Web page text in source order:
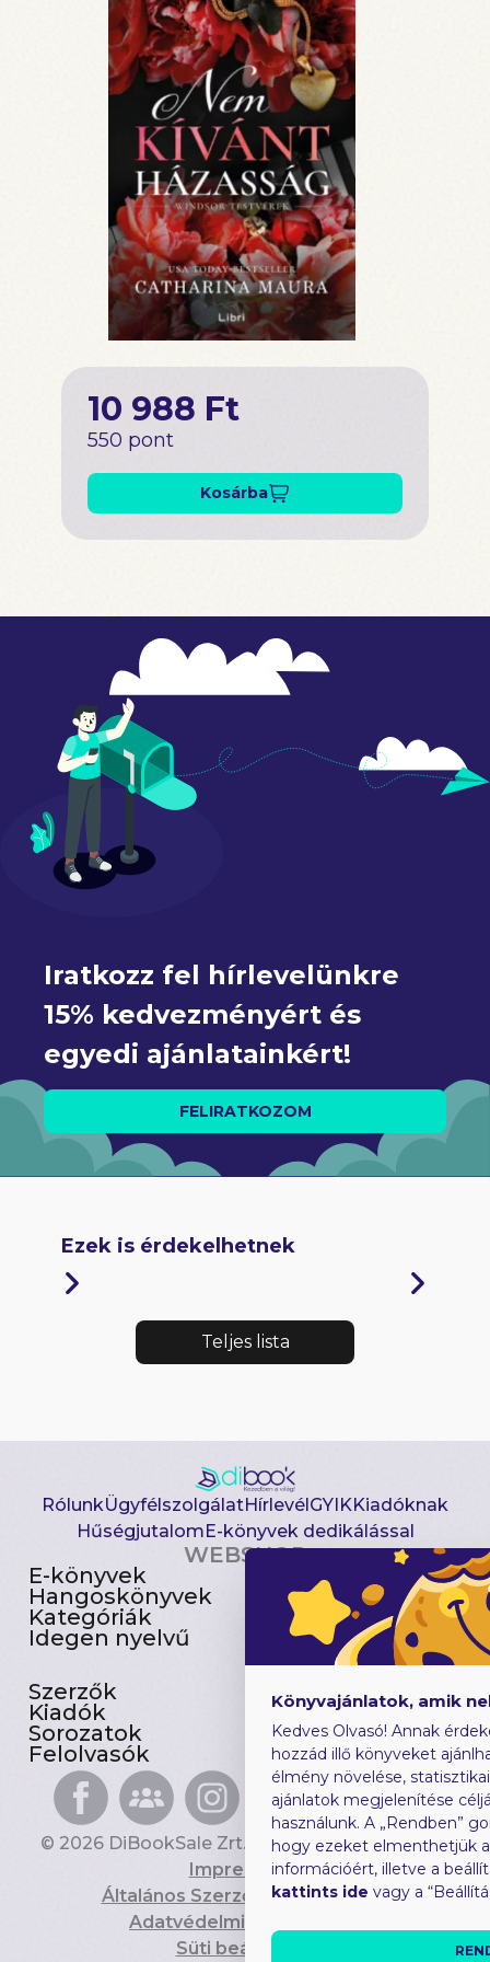
10 988 Ft
550 pont
Kosárba
Iratkozz fel hírlevelünkre
15% kedvezményért és
egyedi ajánlatainkért!
FELIRATKOZOM
Ezek is érdekelhetnek
Teljes lista
RólunkÜgyfélszolgálatHírlevélGYIKKiadóknak
HűségjutalomE-könyvek dedikálással
WEBSHOP
E-könyvek
Hangoskönyvek
Kategóriák
Idegen nyelvű
Csomagajánlatok
Akciósak
Előjegyezhetők
Újdonságok
Szerzők
Kiadók
Sorozatok
Felolvasók
Gyerekkönyvek
Heti toplista
Ajándékutalvány
Blog
© 2026 DiBookSale Zrt. Minden jog fenntartva.
Impresszum
Általános Szerződési Feltételek
Adatvédelmi Tájékoztató
Süti beállítások
Könyvajánlatok, amik
Kedves Olvasó! Annak
hozzád illő könyveket
élmény növelése,
ajánlatok megjelenítése
használunk. A „Rendben”
hogy ezeket elmenthetjük
információért, illetve a
kattints ide vagy a